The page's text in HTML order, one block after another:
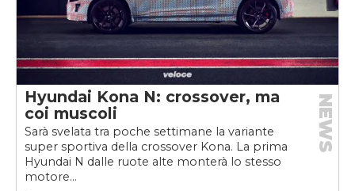
Hyundai Kona N: crossover, ma
coi muscoli
Sarà svelata tra poche settimane la variante
super sportiva della crossover Kona. La prima
Hyundai N dalle ruote alte monterà lo stesso
motore...
NEWS